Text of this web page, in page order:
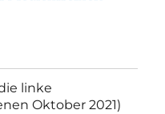
linke
Oktober 2021)